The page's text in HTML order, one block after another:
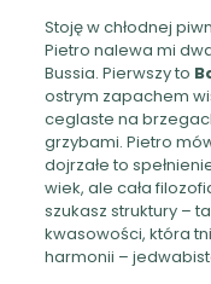
Stoję w chłodnej
Pietro nalewa mi
Bussia. Pierwszy to
ostrym zapachem
ceglaste na
grzybami. Pietro
dojrzałe to
wiek, ale cała
szukasz struktury –
kwasowości, która
harmonii –